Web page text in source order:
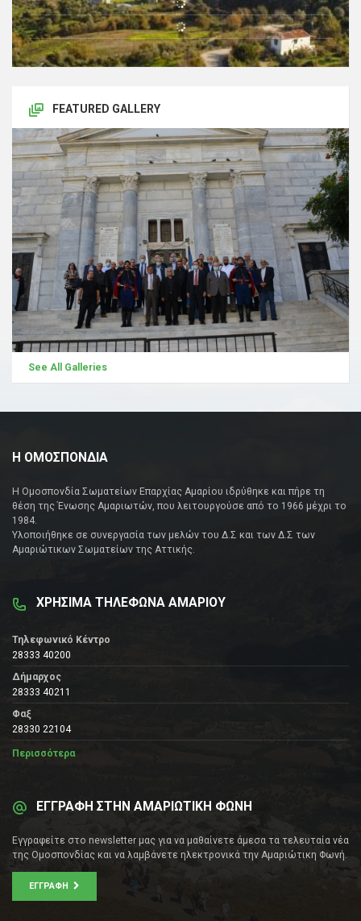
FEATURED GALLERY
See All Galleries
Η ΟΜΟΣΠΟΝΔΙΑ
Η Ομοσπονδία Σωματείων Επαρχίας Αμαρίου ιδρύθηκε και πήρε τη
θέση της Ένωσης Αμαριωτών, που λειτουργούσε από το 1966 μέχρι το
1984.
Υλοποιήθηκε σε συνεργασία των μελών του Δ.Σ και των Δ.Σ των
Αμαριώτικων Σωματείων της Αττικής.
ΧΡΗΣΙΜΑ ΤΗΛΕΦΩΝΑ ΑΜΑΡΙΟΥ
Τηλεφωνικό Κέντρο
28333 40200
Δήμαρχος
28333 40211
Φαξ
28330 22104
Περισσότερα
ΕΓΓΡΑΦΗ ΣΤΗΝ ΑΜΑΡΙΩΤΙΚΗ ΦΩΝΗ
Εγγραφείτε στο newsletter μας για να μαθαίνετε άμεσα τα τελευταία νέα
της Ομοσπονδίας και να λαμβάνετε ηλεκτρονικά την Αμαριώτικη Φωνή.
ΕΓΓΡΑΦΉ